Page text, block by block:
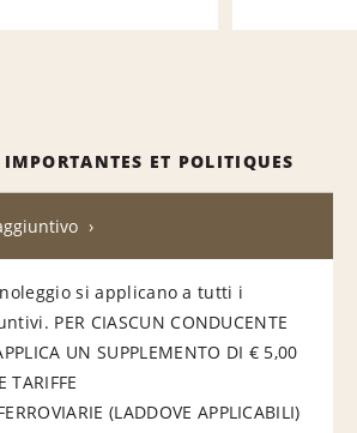
ET POLITIQUES
si applicano a tutti i
PER CIASCUN CONDUCENTE
UN SUPPLEMENTO DI € 5,00
TARIFFE
(LADDOVE APPLICABILI)